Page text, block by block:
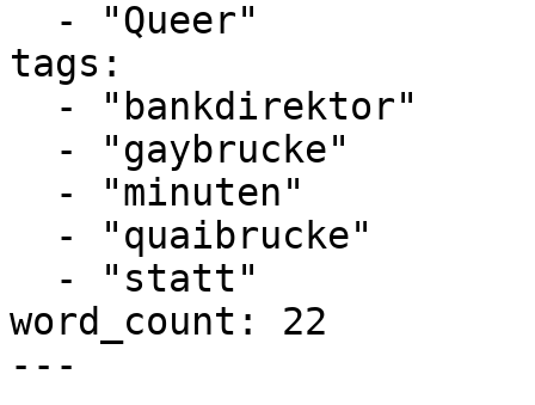
tags:
word_count: 22
---